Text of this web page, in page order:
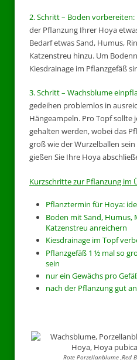
2. Schritt – Boden vorbereiten:
der Pflanzung Ihrer Hoya
Bedarf etwas Sand, Humus,
Katzenstreu hinzu. Um
Kiesdrainage im Pflanzgefäß
3. Schritt – Wachsblume
gedeihen problemlos in
Hängeampeln. Pro Topf sollte
gehalten werden, wobei das
groß wie der Wurzelballen
gießen Sie Ihre Hoya
Kurzschritte zur Pflanzung im
Pflanztermin für Hoya:
Boden mit Sand, Humus,
Katzenstreu anreichern
Kiesdrainage im Topf
Pflanzgefäß 1 ½ mal so
sein
nur ein Gewächs pro
nach der Pflanzung gut
Rote Porzellanblume ‚Red